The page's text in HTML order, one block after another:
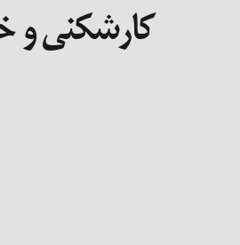
کارشکنی و